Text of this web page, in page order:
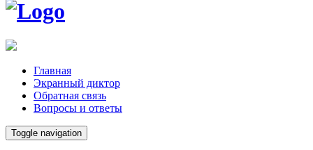
Главная
Экранный диктор
Обратная связь
Вопросы и ответы
Toggle navigation